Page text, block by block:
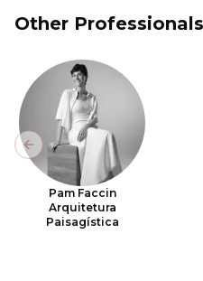
Other Professionals
Pam Faccin
Arquitetura
Paisagística
Previous slide